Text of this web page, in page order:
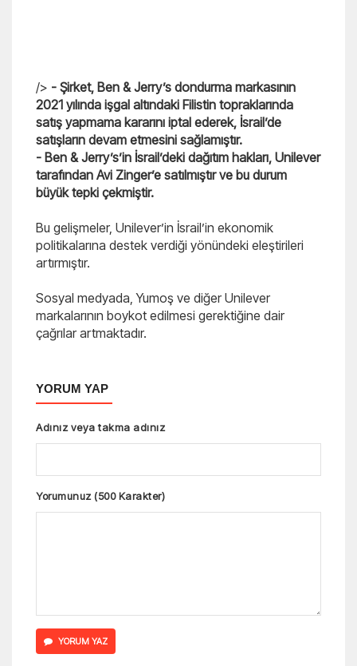
/> - Şirket, Ben & Jerry’s dondurma markasının
2021 yılında işgal altındaki Filistin topraklarında
satış yapmama kararını iptal ederek, İsrail’de
satışların devam etmesini sağlamıştır.
- Ben & Jerry’s’in İsrail’deki dağıtım hakları, Unilever
tarafından Avi Zinger’e satılmıştır ve bu durum
büyük tepki çekmiştir.
Bu gelişmeler, Unilever’in İsrail’in ekonomik
politikalarına destek verdiği yönündeki eleştirileri
artırmıştır.
Sosyal medyada, Yumoş ve diğer Unilever
markalarının boykot edilmesi gerektiğine dair
çağrılar artmaktadır.
YORUM YAP
Adınız veya takma adınız
Yorumunuz (500 Karakter)
YORUM YAZ